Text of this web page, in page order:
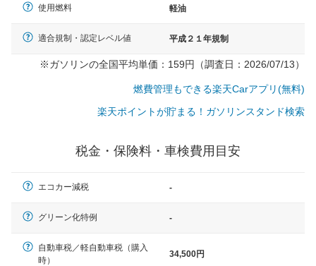
使用燃料 軽油
適合規制・認定レベル値 平成２１年規制
※ガソリンの全国平均単価：159円（調査日：2026/07/13）
燃費管理もできる楽天Carアプリ(無料)
楽天ポイントが貯まる！ガソリンスタンド検索
税金・保険料・車検費用目安
エコカー減税 -
グリーン化特例 -
自動車税／軽自動車税（購入
時）
34,500円